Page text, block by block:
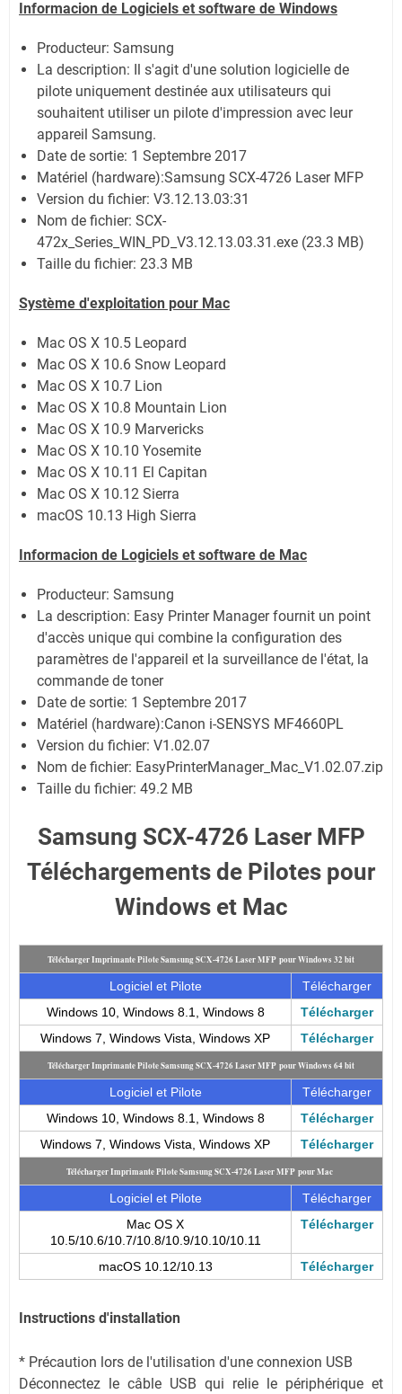
Informacion de Logiciels et software de Windows
Producteur: Samsung
La description: Il s'agit d'une solution logicielle de
pilote uniquement destinée aux utilisateurs qui
souhaitent utiliser un pilote d'impression avec leur
appareil Samsung.
Date de sortie: 1 Septembre 2017
Matériel (hardware):Samsung SCX-4726 Laser MFP
Version du fichier: V3.12.13.03:31
Nom de fichier: SCX-
472x_Series_WIN_PD_V3.12.13.03.31.exe (23.3 MB)
Taille du fichier: 23.3 MB
Système d'exploitation pour Mac
Mac OS X 10.5 Leopard
Mac OS X 10.6 Snow Leopard
Mac OS X 10.7 Lion
Mac OS X 10.8 Mountain Lion
Mac OS X 10.9 Marvericks
Mac OS X 10.10 Yosemite
Mac OS X 10.11 El Capitan
Mac OS X 10.12 Sierra
macOS 10.13 High Sierra
Informacion de Logiciels et software de Mac
Producteur: Samsung
La description: Easy Printer Manager fournit un point
d'accès unique qui combine la configuration des
paramètres de l'appareil et la surveillance de l'état, la
commande de toner
Date de sortie: 1 Septembre 2017
Matériel (hardware):Canon i-SENSYS MF4660PL
Version du fichier: V1.02.07
Nom de fichier: EasyPrinterManager_Mac_V1.02.07.zip
Taille du fichier: 49.2 MB
Samsung SCX-4726 Laser MFP
Téléchargements de Pilotes pour
Windows et Mac
Télécharger Imprimante Pilote Samsung SCX-4726 Laser MFP pour Windows 32 bit
Logiciel et Pilote
Télécharger
Windows 10, Windows 8.1, Windows 8
Télécharger
Windows 7, Windows Vista, Windows XP
Télécharger
Télécharger Imprimante Pilote Samsung SCX-4726 Laser MFP pour Windows 64 bit
Logiciel et Pilote
Télécharger
Windows 10, Windows 8.1, Windows 8
Télécharger
Windows 7, Windows Vista, Windows XP
Télécharger
Télécharger Imprimante Pilote Samsung SCX-4726 Laser MFP pour Mac
Logiciel et Pilote
Télécharger
Mac OS X
10.5/10.6/10.7/10.8/10.9/10.10/10.11
Télécharger
macOS 10.12/10.13 Télécharger
Instructions d'installation
* Précaution lors de l'utilisation d'une connexion USB
Déconnectez le câble USB qui relie le périphérique et